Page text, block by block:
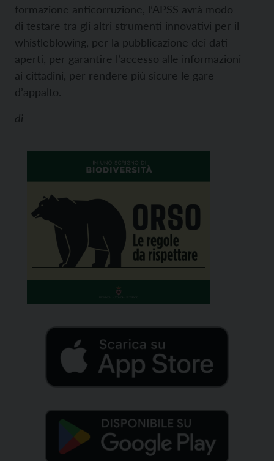
formazione anticorruzione, l’APSS avrà modo
di testare tra gli altri strumenti innovativi per il
whistleblowing, per la pubblicazione dei dati
aperti, per garantire l’accesso alle informazioni
ai cittadini, per rendere più sicure le gare
d’appalto.
di